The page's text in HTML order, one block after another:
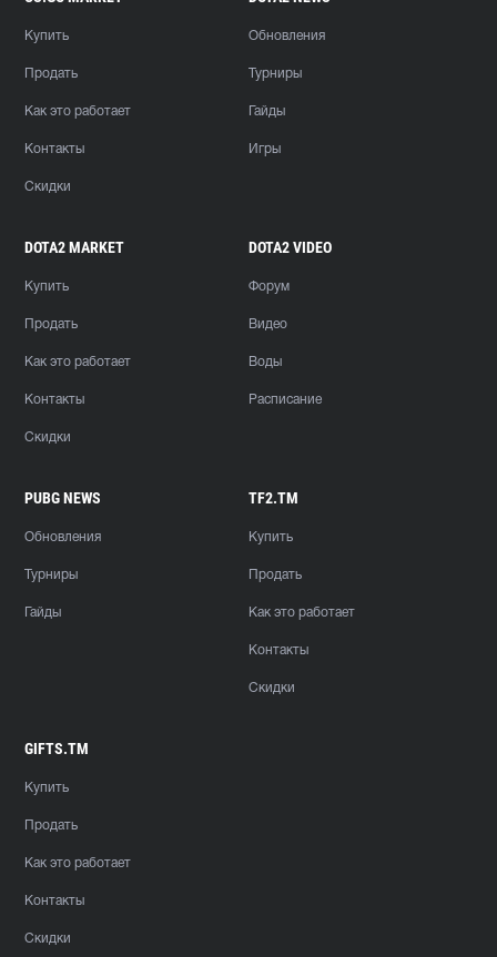
Купить
Продать
Как это работает
Контакты
Скидки
Обновления
Турниры
Гайды
Игры
DOTA2 MARKET
Купить
Продать
Как это работает
Контакты
Скидки
DOTA2 VIDEO
Форум
Видео
Воды
Расписание
PUBG NEWS
Обновления
Турниры
Гайды
TF2.TM
Купить
Продать
Как это работает
Контакты
Скидки
GIFTS.TM
Купить
Продать
Как это работает
Контакты
Скидки